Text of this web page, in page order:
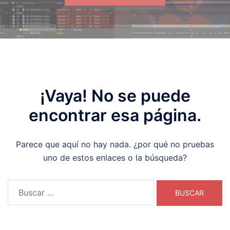
¡Vaya! No se puede
encontrar esa página.
Parece que aquí no hay nada. ¿por qué no pruebas
uno de estos enlaces o la búsqueda?